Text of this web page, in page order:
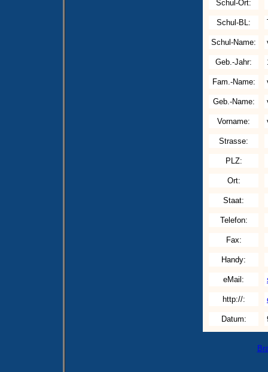
Schul-Ort:
Schul-BL:
Schul-Name:
Geb.-Jahr:
Fam.-Name:
Geb.-Name:
Vorname:
Strasse:
PLZ:
Ort:
Staat:
Telefon:
Fax:
Handy:
eMail:
http://:
Datum: